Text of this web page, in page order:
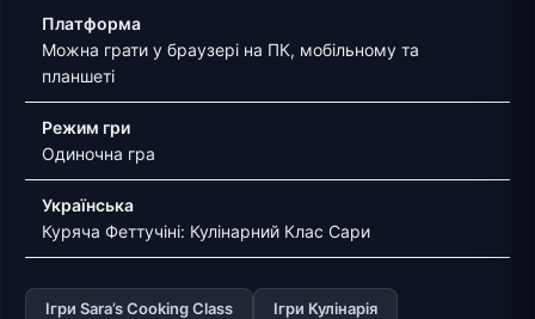
Платформа
Можна грати у браузері на ПК, мобільному та
планшеті
Режим гри
Одиночна гра
Українська
Куряча Феттучіні: Кулінарний Клас Сари
Ігри Sara’s Cooking Class Ігри Кулінарія